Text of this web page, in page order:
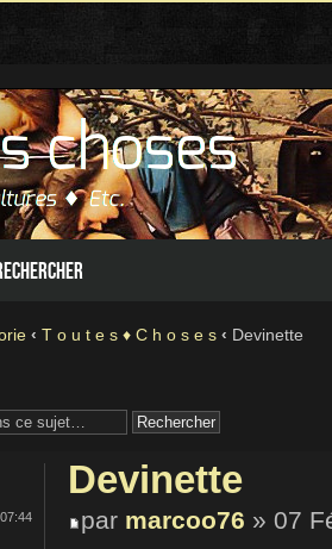
‹ T o u t e s ♦ C h o s e s ‹ Devinette
Devinette
par marcoo76 » 07